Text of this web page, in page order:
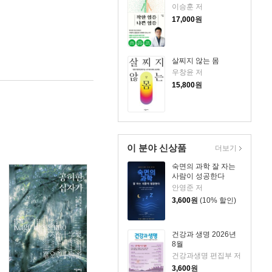
이승훈 저
17,000원
살찌지 않는 몸
우창윤 저
15,800원
이 분야 신상품
숙면의 과학 잘 자는
사람이 성공한다
안영준 저
3,600원 (10% 할인)
건강과 생명 2026년
8월
건강과생명 편집부 저
3,600원
더보기